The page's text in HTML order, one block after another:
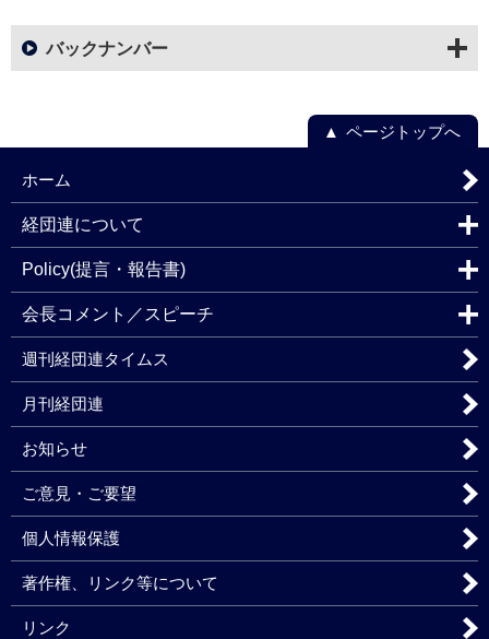
バックナンバー
ページトップへ
ホーム
経団連について
Policy(提言・報告書)
会長コメント／スピーチ
週刊経団連タイムス
月刊経団連
お知らせ
ご意見・ご要望
個人情報保護
著作権、リンク等について
リンク